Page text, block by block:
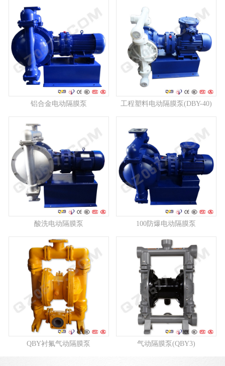
铝合金电动隔膜泵 工程塑料电动隔膜泵(DBY-40)
酸洗电动隔膜泵 100防爆电动隔膜泵
QBY衬氟气动隔膜泵 气动隔膜泵(QBY3)